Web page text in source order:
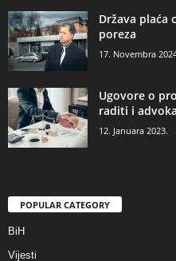
Država plaća
poreza
17. Novembra
Ugovore o
raditi i
12. Januara 2023.
POPULAR CATEGORY
BiH
Vijesti